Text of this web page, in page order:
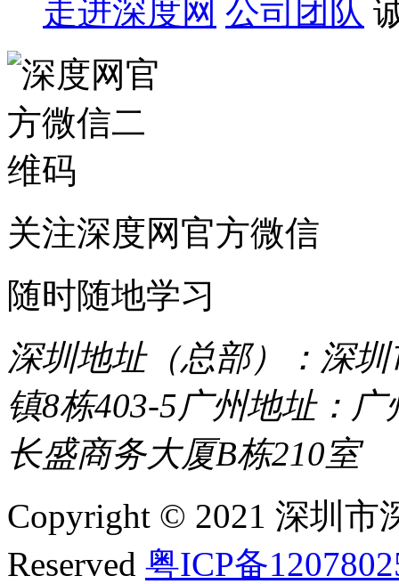
走进深度网 公司团队
关注深度网官方微信
随时随地学习
深圳地址（总部）：深
镇8栋403-5广州地址：
长盛商务大厦B栋210室
Copyright © 2021 深圳市
Reserved 粤ICP备